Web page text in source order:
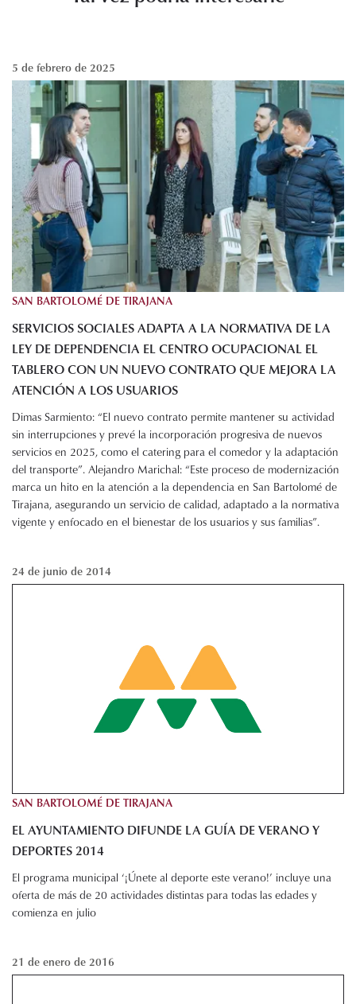
5 de febrero de 2025
SAN BARTOLOMÉ DE TIRAJANA
SERVICIOS SOCIALES ADAPTA A LA NORMATIVA DE LA
LEY DE DEPENDENCIA EL CENTRO OCUPACIONAL EL
TABLERO CON UN NUEVO CONTRATO QUE MEJORA LA
ATENCIÓN A LOS USUARIOS
Dimas Sarmiento: “El nuevo contrato permite mantener su actividad
sin interrupciones y prevé la incorporación progresiva de nuevos
servicios en 2025, como el catering para el comedor y la adaptación
del transporte”. Alejandro Marichal: “Este proceso de modernización
marca un hito en la atención a la dependencia en San Bartolomé de
Tirajana, asegurando un servicio de calidad, adaptado a la normativa
vigente y enfocado en el bienestar de los usuarios y sus familias”.
24 de junio de 2014
SAN BARTOLOMÉ DE TIRAJANA
EL AYUNTAMIENTO DIFUNDE LA GUÍA DE VERANO Y
DEPORTES 2014
El programa municipal ‘¡Únete al deporte este verano!’ incluye una
oferta de más de 20 actividades distintas para todas las edades y
comienza en julio
21 de enero de 2016